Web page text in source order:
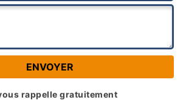
rappelle gratuitement